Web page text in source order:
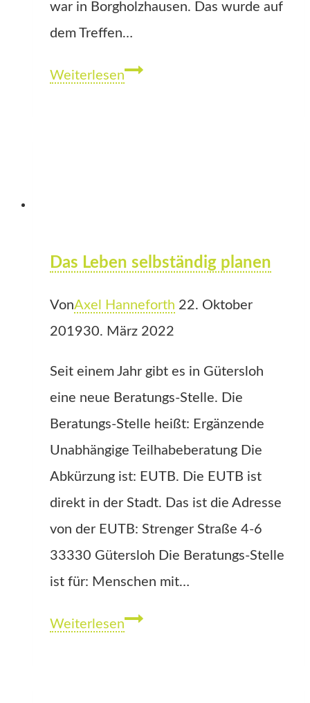
war in Borgholzhausen. Das wurde auf
dem Treffen…
WeiterlesenBau
Das Leben selbständig planen
VonAxel Hanneforth 22. Oktober
201930. März 2022
Seit einem Jahr gibt es in Gütersloh
eine neue Beratungs-Stelle. Die
Beratungs-Stelle heißt: Ergänzende
Unabhängige Teilhabeberatung Die
Abkürzung ist: EUTB. Die EUTB ist
direkt in der Stadt. Das ist die Adresse
von der EUTB: Strenger Straße 4-6
33330 Gütersloh Die Beratungs-Stelle
ist für: Menschen mit…
WeiterlesenDas